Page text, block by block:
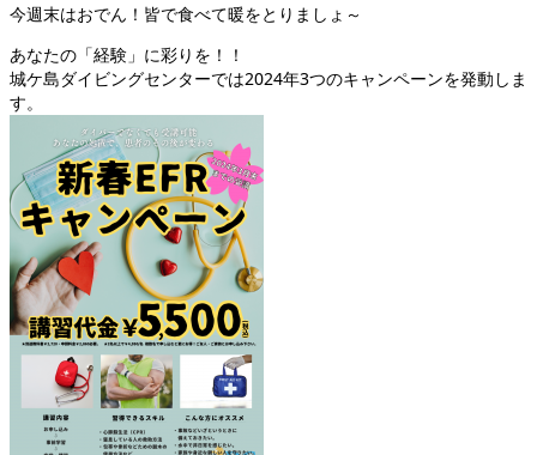
今週末はおでん！皆で食べて暖をとりましょ～
あなたの「経験」に彩りを！！
城ケ島ダイビングセンターでは2024年3つのキャンペーンを発動しま
す。